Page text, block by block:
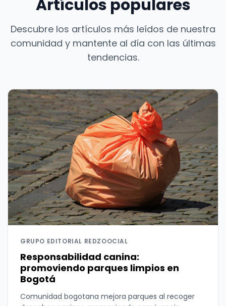
Artículos populares
Descubre los artículos más leídos de nuestra
comunidad y mantente al día con las últimas
tendencias.
GRUPO EDITORIAL REDZOOCIAL
Responsabilidad canina:
promoviendo parques limpios en
Bogotá
Comunidad bogotana mejora parques al recoger